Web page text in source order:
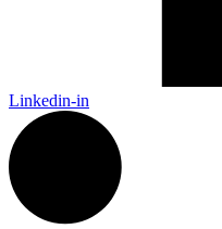
Linkedin-in